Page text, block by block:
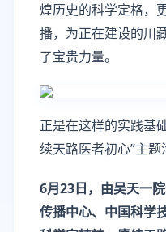
煌历史的科学定格，
播，为正在建设的川
了宝贵力量。
正是在这样的实践基
续天路医者初心”主题
6月23日，由吴天一
传播中心、中国科学